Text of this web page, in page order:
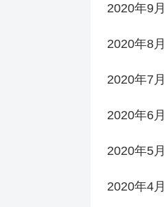
2020年9月
2020年8月
2020年7月
2020年6月
2020年5月
2020年4月